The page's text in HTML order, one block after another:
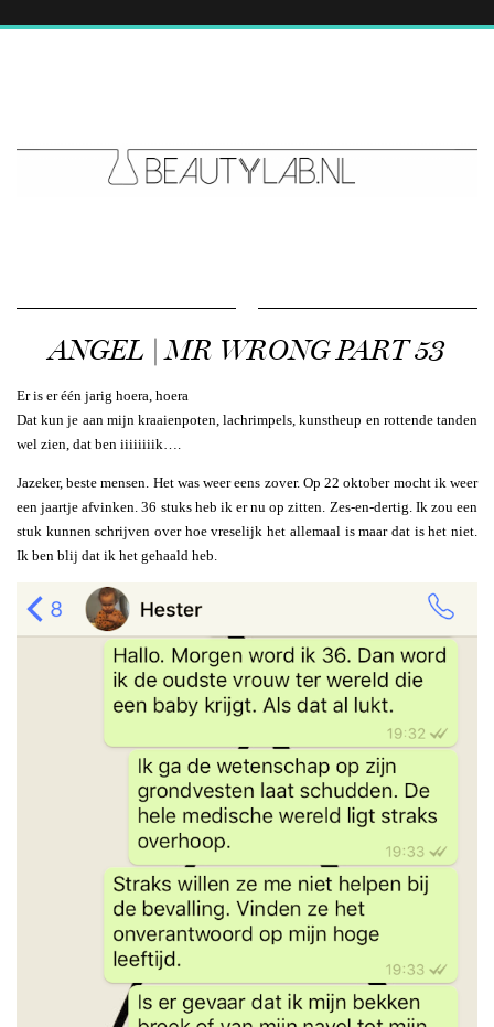
ANGEL | MR WRONG PART 53
Er is er één jarig hoera, hoera
Dat kun je aan mijn kraaienpoten, lachrimpels, kunstheup en rottende tanden
wel zien, dat ben iiiiiiiik….
Jazeker, beste mensen. Het was weer eens zover. Op 22 oktober mocht ik weer
een jaartje afvinken. 36 stuks heb ik er nu op zitten. Zes-en-dertig. Ik zou een
stuk kunnen schrijven over hoe vreselijk het allemaal is maar dat is het niet.
Ik ben blij dat ik het gehaald heb.